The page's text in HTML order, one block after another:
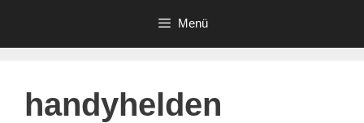
Menü
handyhelden